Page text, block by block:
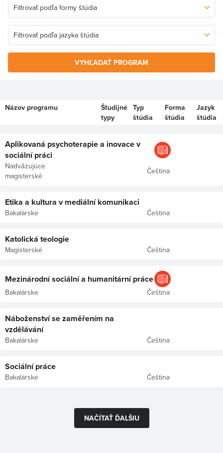
VYHĽADAŤ PROGRAM
Názov programu
Študijné
typy
Typ
štúdia
Forma
štúdia
Jazyk
štúdia
Aplikovaná psychoterapie a inovace v
sociální práci
Nadväzujúce
magisterské
Čeština
Etika a kultura v mediální komunikaci
Bakalárske Čeština
Katolická teologie
Magisterské Čeština
Mezinárodní sociální a humanitární práce
Bakalárske Čeština
Náboženství se zaměřením na
vzdělávání
Bakalárske Čeština
Sociální práce
Bakalárske Čeština
NAČÍTAŤ ĎALŠIU